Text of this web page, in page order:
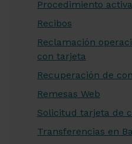
Procedimiento
Recibos
Reclamación
con tarjeta
Recuperación de
Remesas Web
Solicitud tarjeta de
Transferencias en